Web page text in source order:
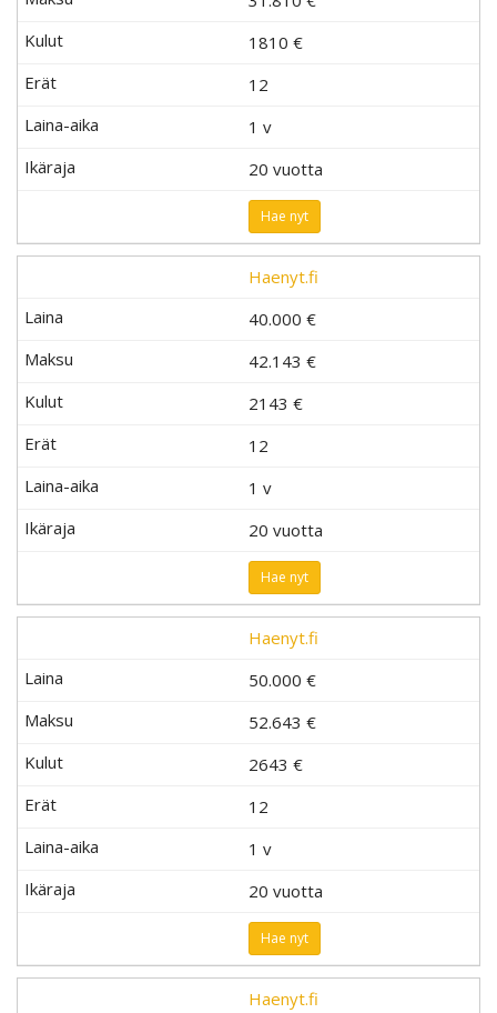
1810 €
12
1 v
20 vuotta
Hae nyt
Haenyt.fi
40.000 €
42.143 €
2143 €
12
1 v
20 vuotta
Hae nyt
Haenyt.fi
50.000 €
52.643 €
2643 €
12
1 v
20 vuotta
Hae nyt
Haenyt.fi